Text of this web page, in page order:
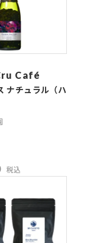
Café
ナチュラル（ハ
税込